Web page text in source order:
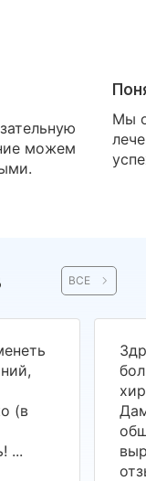
можем
Мы
ВСЕ
(в
...